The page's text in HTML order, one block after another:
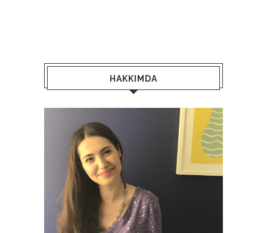
HAKKIMDA